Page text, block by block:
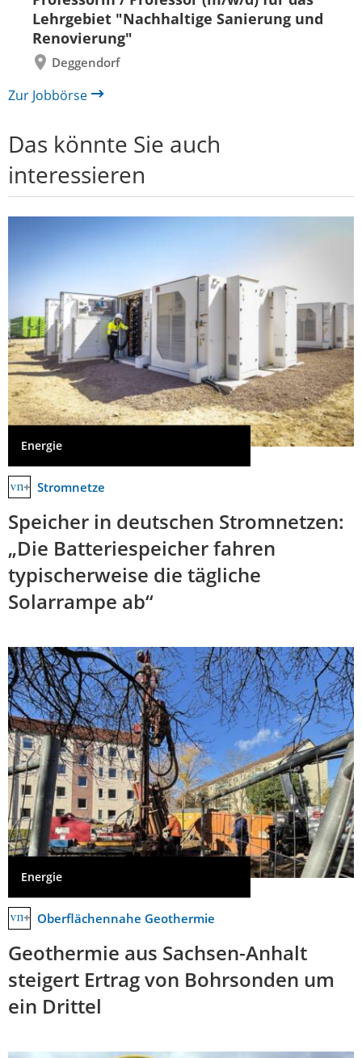
Lehrgebiet "Nachhaltige Sanierung und
Renovierung"
Deggendorf
zurück
Zur Jobbörse
Das könnte Sie auch
interessieren
Energie
Stromnetze
Speicher in deutschen Stromnetzen:
„Die Batteriespeicher fahren
typischerweise die tägliche
Solarrampe ab“
Energie
Oberflächennahe Geothermie
Geothermie aus Sachsen-Anhalt
steigert Ertrag von Bohrsonden um
ein Drittel